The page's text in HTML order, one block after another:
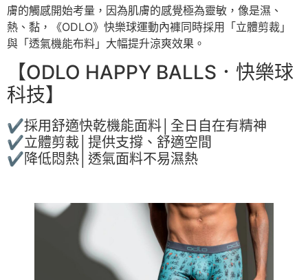
膚的觸感開始考量，因為肌膚的感覺極為靈敏，像是濕、
熱、黏，《ODLO》快樂球運動內褲同時採用「立體剪裁」
與「透氣機能布料」大幅提升涼爽效果。
【ODLO HAPPY BALLS．快樂球
科技】
✔採用舒適快乾機能面料│全日自在有精神
✔立體剪裁│提供支撐、舒適空間
✔降低悶熱│透氣面料不易濕熱